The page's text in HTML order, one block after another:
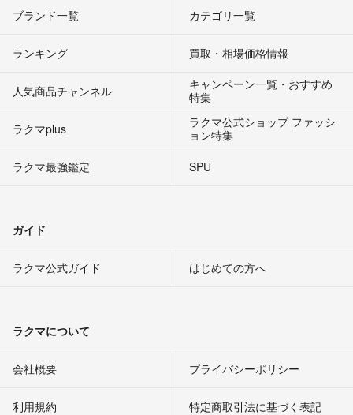
ブランド一覧 カテゴリ一覧
ランキング 買取・相場価格情報
人気商品チャンネル
キャンペーン一覧・おすすめ
特集
ラクマplus
ラクマ公式ショップ ファッシ
ョン特集
ラクマ最強鑑定
SPU
ガイド
ラクマ公式ガイド はじめての方へ
ラクマについて
会社概要 プライバシーポリシー
利用規約 特定商取引法に基づく表記